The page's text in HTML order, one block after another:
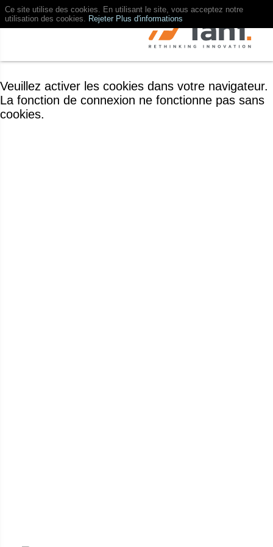
Ce site utilise des cookies. En utilisant le site, vous acceptez notre
utilisation des cookies. Rejeter Plus d'informations
Veuillez activer les cookies dans votre navigateur.
La fonction de connexion ne fonctionne pas sans
cookies.